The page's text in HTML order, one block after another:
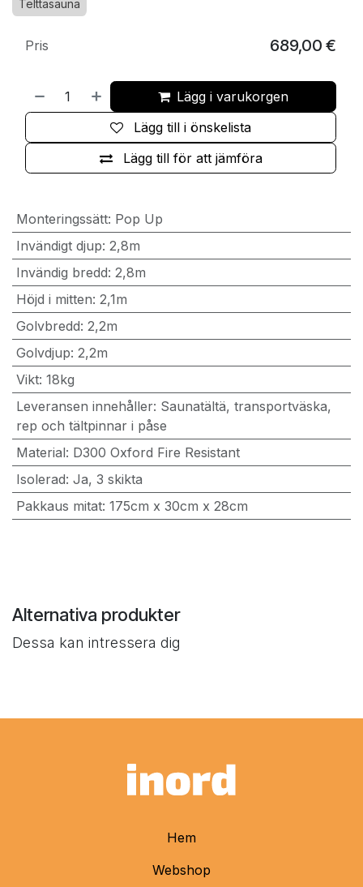
Telttasauna
Lägg i varukorgen
Lägg till för att jämföra
Lägg till i önskelista
Pris 689,00 €
Monteringssätt: Pop Up
Invändigt djup: 2,8m
Invändig bredd: 2,8m
Höjd i mitten: 2,1m
Golvbredd: 2,2m
Golvdjup: 2,2m
Vikt: 18kg
Leveransen innehåller: Saunatältä, transportväska,
rep och tältpinnar i påse
Material: D300 Oxford Fire Resistant
Isolerad: Ja, 3 skikta
Pakkaus mitat: 175cm x 30cm x 28cm
Alternativa produkter
Dessa kan intressera dig
Hem
Webshop